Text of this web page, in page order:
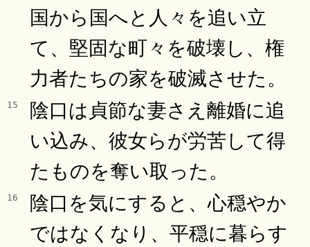
国から国へと人々を追い立
て、堅固な町々を破壊し、権
力者たちの家を破滅させた。
15
陰口は貞節な妻さえ離婚に追
い込み、彼女らが労苦して得
たものを奪い取った。
16
陰口を気にすると、心穏やか
ではなくなり、平穏に暮らす